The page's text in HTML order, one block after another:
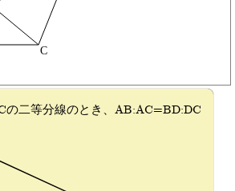
の二等分線のとき、AB:AC=BD:DC